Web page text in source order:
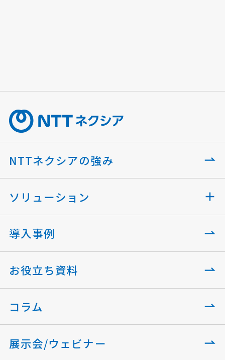
NTTネクシアの強み
ソリューション
導入事例
お役立ち資料
コラム
展示会/ウェビナー